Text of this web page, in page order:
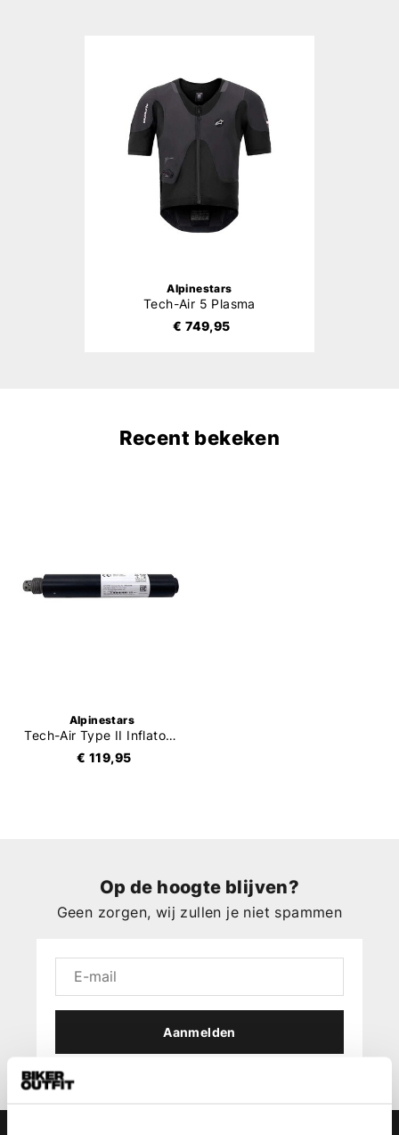
Alpinestars
Tech-Air 5 Plasma
€ 749,95
Recent bekeken
Alpinestars
Tech-Air Type II Inflator Kit
€ 119,95
Op de hoogte blijven?
Geen zorgen, wij zullen je niet spammen
Aanmelden